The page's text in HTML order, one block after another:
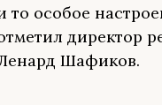
то особое
директор
Шафиков.